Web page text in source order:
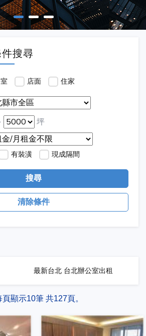
搜尋
店面 住家
坪
有裝潢 現成隔間
搜尋
清除條件
最新台北 台北辦公室出租
頁顯示10筆 共127頁。